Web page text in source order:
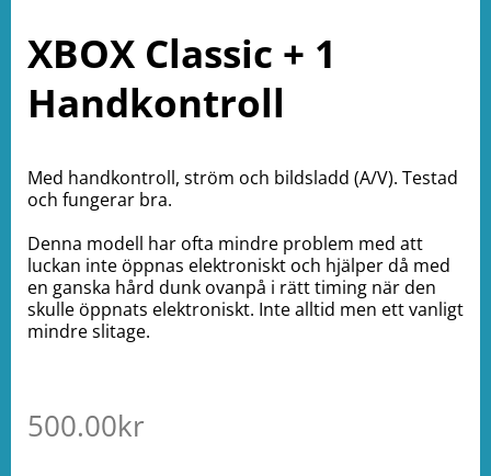
XBOX Classic + 1
Handkontroll
Med handkontroll, ström och bildsladd (A/V). Testad
och fungerar bra.
Denna modell har ofta mindre problem med att
luckan inte öppnas elektroniskt och hjälper då med
en ganska hård dunk ovanpå i rätt timing när den
skulle öppnats elektroniskt. Inte alltid men ett vanligt
mindre slitage.
500.00kr